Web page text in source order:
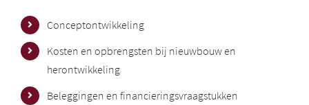
Conceptontwikkeling
Kosten en opbrengsten bij nieuwbouw en
herontwikkeling
Beleggingen en financieringsvraagstukken